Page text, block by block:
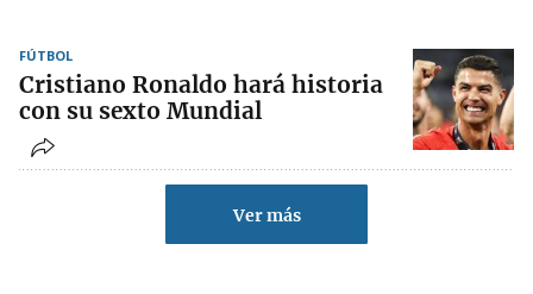
FÚTBOL
Cristiano Ronaldo hará historia
con su sexto Mundial
Ver más